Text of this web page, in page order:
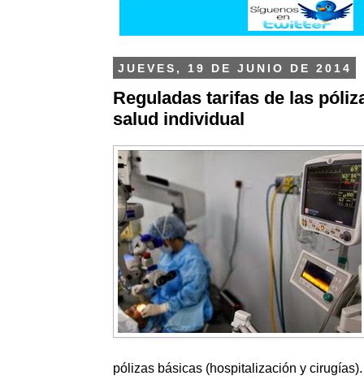
JUEVES, 19 DE JUNIO DE 2014
Reguladas tarifas de las
salud individual
pólizas básicas (hospitalización y cirugías).